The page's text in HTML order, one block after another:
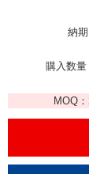
納期
購入数量
MOQ：